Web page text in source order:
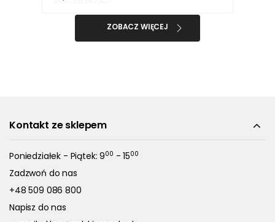
ZOBACZ WIĘCEJ
Kontakt ze sklepem
Poniedziałek - Piątek: 900 - 1500
Zadzwoń do nas
+48 509 086 800
Napisz do nas